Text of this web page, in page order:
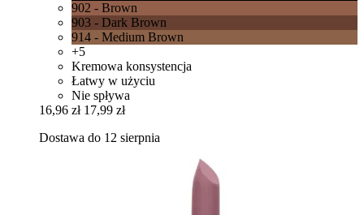
902 - Brown
903 - Dark Brown
914 - Medium Brown
+5
Kremowa konsystencja
Łatwy w użyciu
Nie spływa
16,96 zł 17,99 zł
Dostawa do 12 sierpnia